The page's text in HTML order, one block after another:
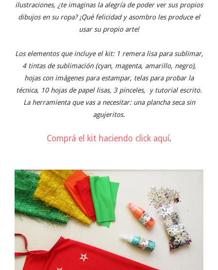
ilustraciones, ¿te imaginas la alegría de poder ver sus propios
dibujos en su ropa? ¡Qué felicidad y asombro les produce el
usar su propio arte!
Los elementos que incluye el kit: 1 remera lisa para sublimar,
4 tintas de sublimación (cyan, magenta, amarillo, negro),
hojas con imágenes para estampar, telas para probar la
técnica, 10 hojas de papel lisas, 3 pinceles,
y tutorial escrito.
La herramienta que vas a necesitar: una plancha seca sin
agujeritos.
Comprá el kit haciendo click aquí.